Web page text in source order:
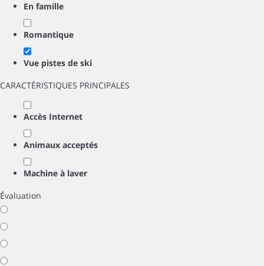
En famille
Romantique
Vue pistes de ski
CARACTÉRISTIQUES PRINCIPALES
Accès Internet
Animaux acceptés
Machine à laver
Évaluation